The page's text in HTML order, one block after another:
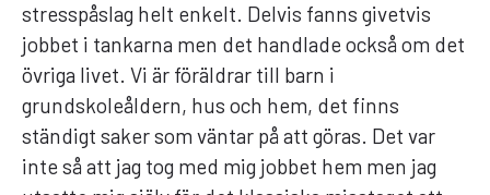
stresspåslag helt enkelt. Delvis fanns givetvis
jobbet i tankarna men det handlade också om det
övriga livet. Vi är föräldrar till barn i
grundskoleåldern, hus och hem, det finns
ständigt saker som väntar på att göras. Det var
inte så att jag tog med mig jobbet hem men jag